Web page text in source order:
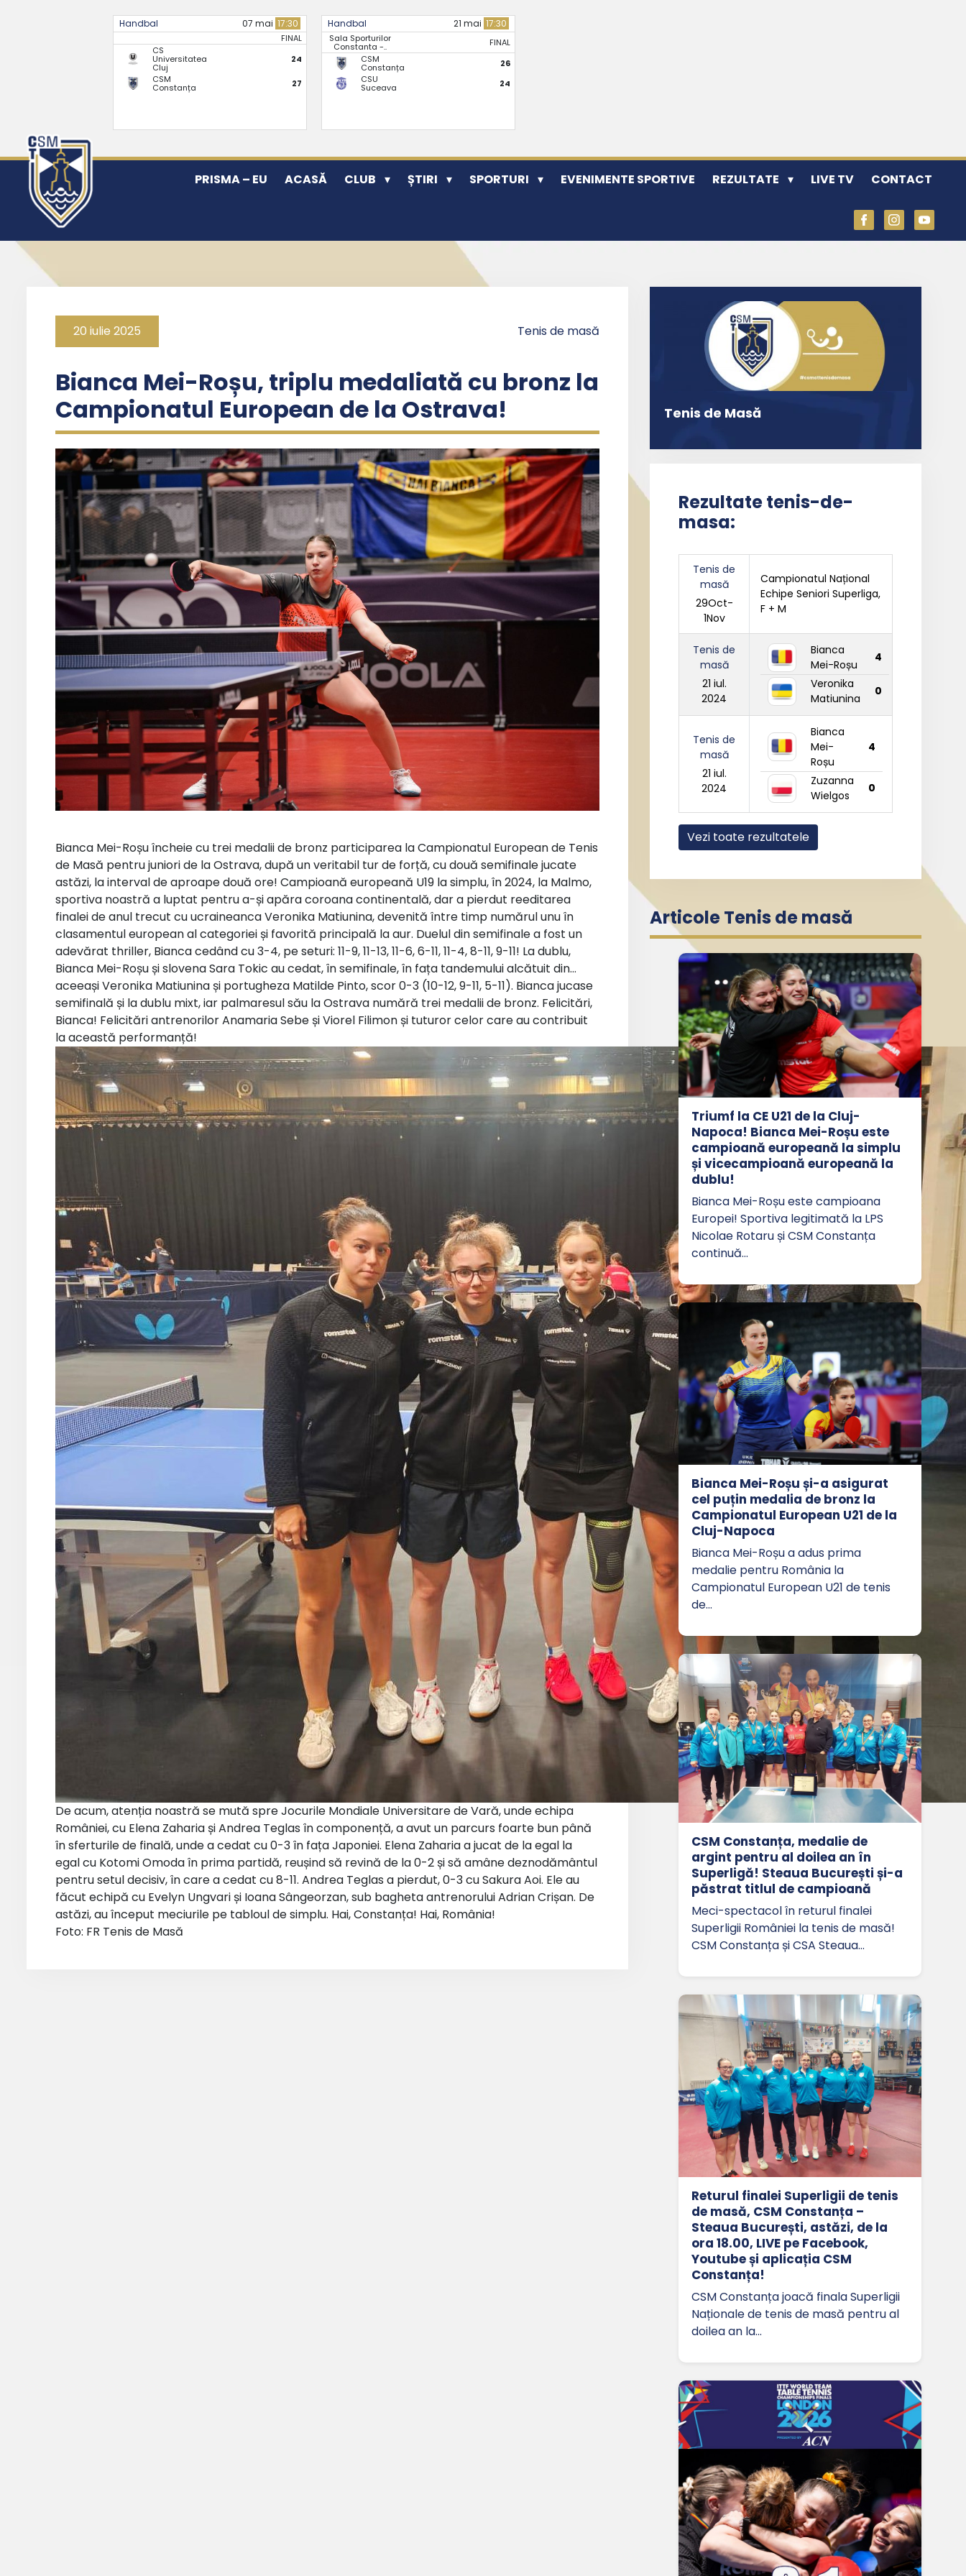
Handbal 07 mai 17:30
FINAL
CS
Universitatea
Cluj
24
CSM
Constanța 27
Handbal 21 mai 17:30
Sala Sporturilor
Constanta -..
FINAL
CSM
Constanța
26
CSU
Suceava 24
PRISMA – EU ACASĂ CLUB ȘTIRI SPORTURI EVENIMENTE SPORTIVE REZULTATE LIVE TV CONTACT
20 iulie 2025 Tenis de masă
Bianca Mei-Roșu, triplu medaliată cu bronz la
Campionatul European de la Ostrava!
Bianca Mei-Roșu încheie cu trei medalii de bronz participarea la Campionatul European de Tenis
de Masă pentru juniori de la Ostrava, după un veritabil tur de forță, cu două semifinale jucate
astăzi, la interval de aproape două ore! Campioană europeană U19 la simplu, în 2024, la Malmo,
sportiva noastră a luptat pentru a-și apăra coroana continentală, dar a pierdut reeditarea
finalei de anul trecut cu ucraineanca Veronika Matiunina, devenită între timp numărul unu în
clasamentul european al categoriei și favorită principală la aur. Duelul din semifinale a fost un
adevărat thriller, Bianca cedând cu 3-4, pe seturi: 11-9, 11-13, 11-6, 6-11, 11-4, 8-11, 9-11! La dublu,
Bianca Mei-Roșu și slovena Sara Tokic au cedat, în semifinale, în fața tandemului alcătuit din…
aceeași Veronika Matiunina și portugheza Matilde Pinto, scor 0-3 (10-12, 9-11, 5-11). Bianca jucase
semifinală și la dublu mixt, iar palmaresul său la Ostrava numără trei medalii de bronz. Felicitări,
Bianca! Felicitări antrenorilor Anamaria Sebe și Viorel Filimon și tuturor celor care au contribuit
la această performanță!
De acum, atenția noastră se mută spre Jocurile Mondiale Universitare de Vară, unde echipa
României, cu Elena Zaharia și Andrea Teglas în componență, a avut un parcurs foarte bun până
în sferturile de finală, unde a cedat cu 0-3 în fața Japoniei. Elena Zaharia a jucat de la egal la
egal cu Kotomi Omoda în prima partidă, reușind să revină de la 0-2 și să amâne deznodământul
pentru setul decisiv, în care a cedat cu 8-11. Andrea Teglas a pierdut, 0-3 cu Sakura Aoi. Ele au
făcut echipă cu Evelyn Ungvari și Ioana Sângeorzan, sub bagheta antrenorului Adrian Crișan. De
astăzi, au început meciurile pe tabloul de simplu. Hai, Constanța! Hai, România!
Foto: FR Tenis de Masă
Tenis de Masă
Rezultate tenis-de-
masa:
Tenis de
masă
29Oct-
1Nov
Campionatul Național
Echipe Seniori Superliga,
F + M
Tenis de
masă
21 iul.
2024
Bianca
Mei-Roșu
4
Veronika
Matiunina
0
Tenis de
masă
21 iul.
2024
Bianca
Mei-
Roșu
4
Zuzanna
Wielgos
0
Vezi toate rezultatele
Articole Tenis de masă
Triumf la CE U21 de la Cluj-
Napoca! Bianca Mei-Roșu este
campioană europeană la simplu
și vicecampioană europeană la
dublu!
Bianca Mei-Roșu este campioana
Europei! Sportiva legitimată la LPS
Nicolae Rotaru și CSM Constanța
continuă…
Bianca Mei-Roșu și-a asigurat
cel puțin medalia de bronz la
Campionatul European U21 de la
Cluj-Napoca
Bianca Mei-Roșu a adus prima
medalie pentru România la
Campionatul European U21 de tenis
de…
CSM Constanța, medalie de
argint pentru al doilea an în
Superligă! Steaua București și-a
păstrat titlul de campioană
Meci-spectacol în returul finalei
Superligii României la tenis de masă!
CSM Constanța și CSA Steaua…
Returul finalei Superligii de tenis
de masă, CSM Constanța –
Steaua București, astăzi, de la
ora 18.00, LIVE pe Facebook,
Youtube și aplicația CSM
Constanța!
CSM Constanța joacă finala Superligii
Naționale de tenis de masă pentru al
doilea an la…